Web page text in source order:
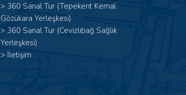
> 360 Sanal Tur (Tepekent Kemal
Gözükara Yerleşkesi)
> 360 Sanal Tur (Cevizlibağ Sağlık
Yerleşkesi)
> İletişim